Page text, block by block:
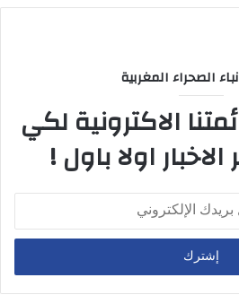
الصحراء المغربية
الاكترونية لكي
اولا باول !